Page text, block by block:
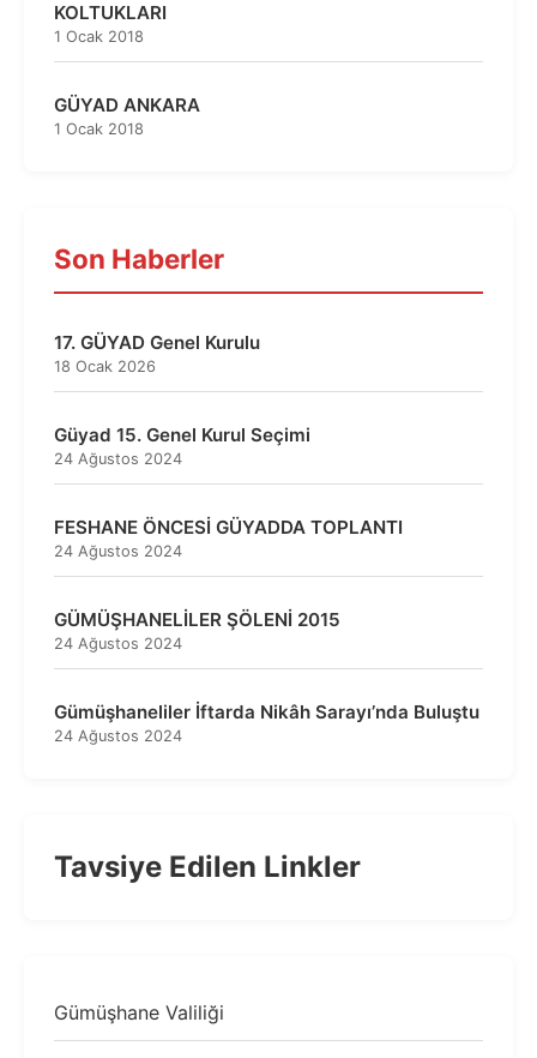
KOLTUKLARI
1 Ocak 2018
GÜYAD ANKARA
1 Ocak 2018
Son Haberler
17. GÜYAD Genel Kurulu
18 Ocak 2026
Güyad 15. Genel Kurul Seçimi
24 Ağustos 2024
FESHANE ÖNCESİ GÜYADDA TOPLANTI
24 Ağustos 2024
GÜMÜŞHANELİLER ŞÖLENİ 2015
24 Ağustos 2024
Gümüşhaneliler İftarda Nikâh Sarayı’nda Buluştu
24 Ağustos 2024
Tavsiye Edilen Linkler
Gümüşhane Valiliği